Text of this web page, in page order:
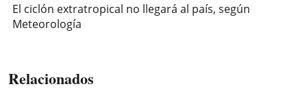
El ciclón extratropical no llegará al país, según
Meteorología
Relacionados